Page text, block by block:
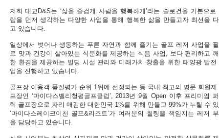
저희 대교D&S는 ‘삶을 즐겁게 사람을 행복하게’라는 슬로건을 기본으로
람을 먼저 생각하는 다양한 사업을 통해 행복한 삶을 만들고자 최선을
고 있습니다.
일상에서 벗어나 생동하는 푸른 자연과 함께 즐기는 골프 레저 사업을
로 맛과 건강이 살아있는 식문화를 제공하는 식음 사업, 보다 편리하고
한 환경을 제공하는 빌딩 시설 관리와 미래가치 창출을 위한 태양광 발전
업을 진행하고 있습니다.
골프장 이용객 품질평가 순위 1위에 선정되는 등 국내 최고의 명문 회원제
프장인 ‘마이다스밸리청평골프클럽’, 2013년 9월 Open 이후 프리미엄
릭 골프장으로 자리 매김한 대한민국 1%를 위해 만들고 99%가 누릴 수
‘마이다스레이크이천 골프&리조트’가 여러분의 힐링을 책임지는 레저
을 담당하고 있습니다.